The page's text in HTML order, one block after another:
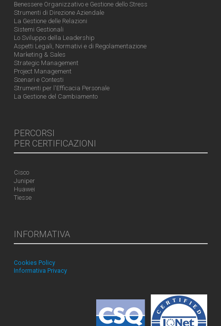
Benessere Organizzativo e Gestione dello Stress
Strumenti di Direzione Aziendale
La Gestione delle Relazioni
Sistemi Gestionali
Lo Sviluppo della Leadership
Aspetti Legali, Normativi e di Regolamentazione
Marketing & Sales
Strategic Management
Project Management
Scenari e Contesti
Strumenti per l'Efficacia Personale
La Gestione del Cambiamento
PERCORSI
PER CERTIFICAZIONI
Cisco
Juniper
Huawei
Tiesse
INFORMATIVA
Cookies Policy
Informativa Privacy